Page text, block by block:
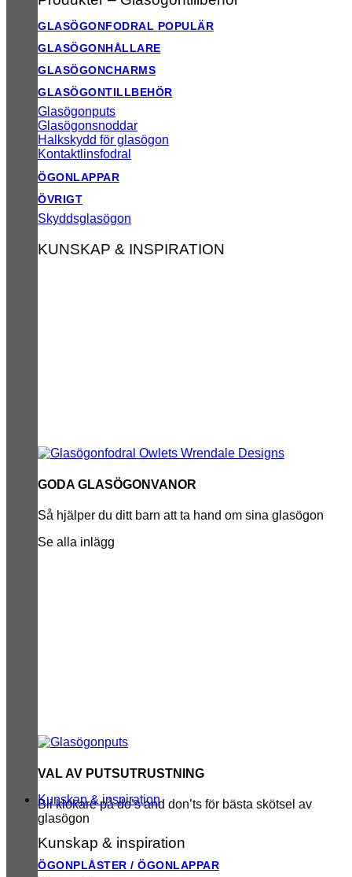
GLASÖGONFODRAL
GLASÖGONHÅLLARE
GLASÖGONCHARMS
GLASÖGONTILLBEHÖR
Glasögonputs
Glasögonsnoddar
Halkskydd för glasögon
Kontaktlinsfodral
ÖGONLAPPAR
ÖVRIGT
Skyddsglasögon
KUNSKAP & INSPIRATION
GODA GLASÖGONVANOR
Så hjälper du ditt barn att ta hand om sina glasögon
Se alla inlägg
VAL AV PUTSUTRUSTNING
Bli klokare på do’s and don’ts för bästa skötsel av
glasögon
Kunskap & inspiration
Kunskap & inspiration
ÖGONPLÅSTER / ÖGONLAPPAR